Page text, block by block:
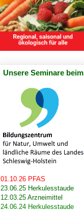
Unsere Seminare beim
01.10.26 PFAS
23.06.25 Herkulesstaude
12.03.25 Arzneimittel
24.06.24 Herkulesstaude